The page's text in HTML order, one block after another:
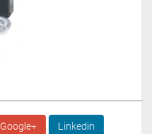
Google+ Linkedin